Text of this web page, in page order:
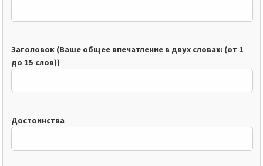
Заголовок (Ваше общее впечатление в двух словах: (от 1
до 15 слов))
Достоинства